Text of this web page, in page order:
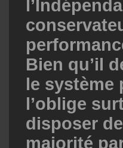
Bien qu’il
le système
l’oblige
disposer
majorité